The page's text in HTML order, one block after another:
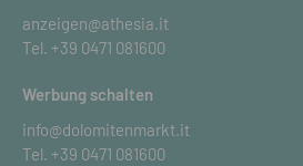
anzeigen@athesia.it
Tel. +39 0471 081600
Werbung schalten
info@dolomitenmarkt.it
Tel. +39 0471 081600